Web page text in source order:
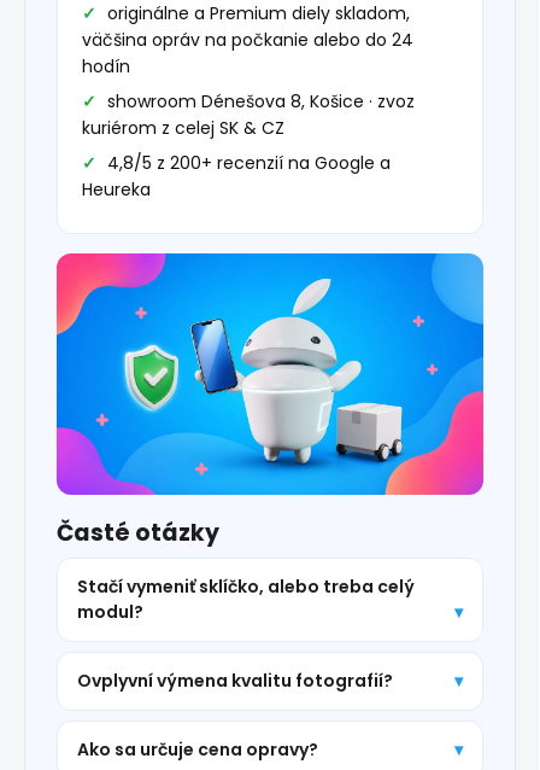
originálne a Premium diely skladom,
väčšina opráv na počkanie alebo do 24
hodín
showroom Dénešova 8, Košice · zvoz
kuriérom z celej SK & CZ
4,8/5 z 200+ recenzií na Google a
Heureka
Časté otázky
Stačí vymeniť sklíčko, alebo treba celý
modul?
Ovplyvní výmena kvalitu fotografií?
Ako sa určuje cena opravy?